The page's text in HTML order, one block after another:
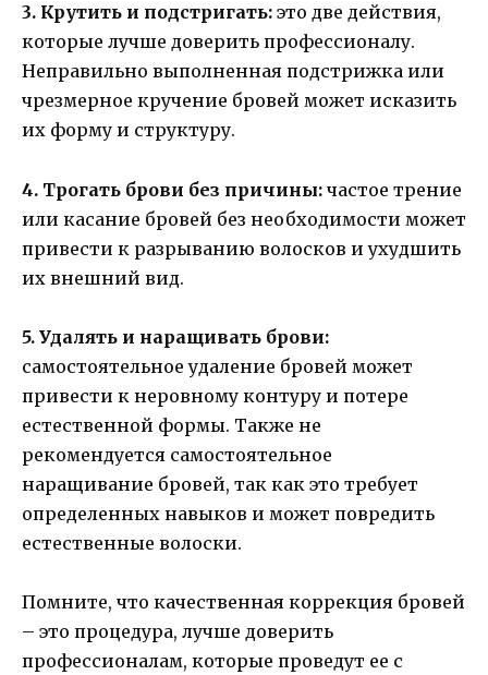
3. Крутить и подстригать: это две действия,
которые лучше доверить профессионалу.
Неправильно выполненная подстрижка или
чрезмерное кручение бровей может исказить
их форму и структуру.
4. Трогать брови без причины: частое трение
или касание бровей без необходимости может
привести к разрыванию волосков и ухудшить
их внешний вид.
5. Удалять и наращивать брови:
самостоятельное удаление бровей может
привести к неровному контуру и потере
естественной формы. Также не
рекомендуется самостоятельное
наращивание бровей, так как это требует
определенных навыков и может повредить
естественные волоски.
Помните, что качественная коррекция бровей
– это процедура, лучше доверить
профессионалам, которые проведут ее с